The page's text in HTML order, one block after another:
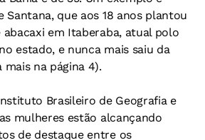
Santana, que aos 18 anos plantou
em Itaberaba, atual polo
estado, e nunca mais saiu da
na página 4).
Brasileiro de Geografia e
mulheres estão alcançando
de destaque entre os